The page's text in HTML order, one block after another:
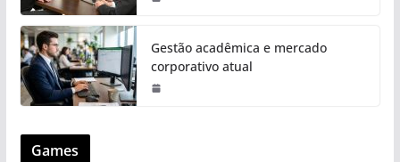
Gestão acadêmica e mercado
corporativo atual
Games